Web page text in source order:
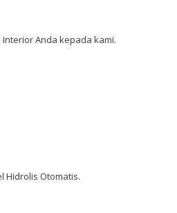
Anda kepada kami.
Hidrolis Otomatis.